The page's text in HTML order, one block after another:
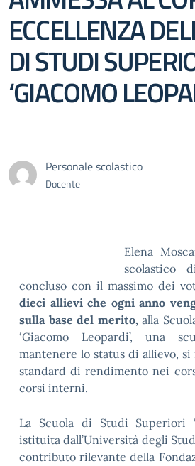
ECCELLENZA
DI STUDI
‘GIACOMO
Personale scolastico
Docente
Elena
scolastico
concluso con il massimo dei
dieci allievi che ogni anno
sulla base del merito, alla
‘Giacomo Leopardi’, una
mantenere lo status di allievo,
standard di rendimento nei
corsi interni.
La Scuola di Studi Superiori
istituita dall’Università degli
contributo rilevante della